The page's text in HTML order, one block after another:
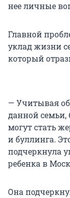
нее личные
Главной
уклад жизни
который
— Учитывая
данной семьи,
могут стать
и буллинга.
подчеркнула
ребенка в
Она